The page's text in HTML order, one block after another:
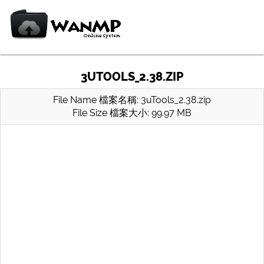
3UTOOLS_2.38.ZIP
File Name 檔案名稱: 3uTools_2.38.zip
File Size 檔案大小: 99.97 MB